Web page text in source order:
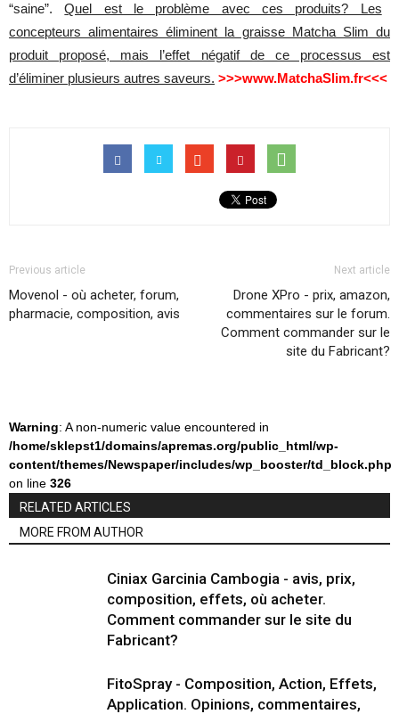
“saine”.Quel est le problème avec ces produits? Les
concepteurs alimentaires éliminent la graisse Matcha Slim du
produit proposé, mais l’effet négatif de ce processus est
d’éliminer plusieurs autres saveurs. >>>www.MatchaSlim.fr<<<
Previous article
Movenol - où acheter, forum,
pharmacie, composition, avis
Next article
Drone XPro - prix, amazon,
commentaires sur le forum.
Comment commander sur le
site du Fabricant?
Warning: A non-numeric value encountered in
/home/sklepst1/domains/apremas.org/public_html/wp-
content/themes/Newspaper/includes/wp_booster/td_block.php
on line 326
RELATED ARTICLES
MORE FROM AUTHOR
Ciniax Garcinia Cambogia - avis, prix,
composition, effets, où acheter.
Comment commander sur le site du
Fabricant?
FitoSpray - Composition, Action, Effets,
Application. Opinions, commentaires,